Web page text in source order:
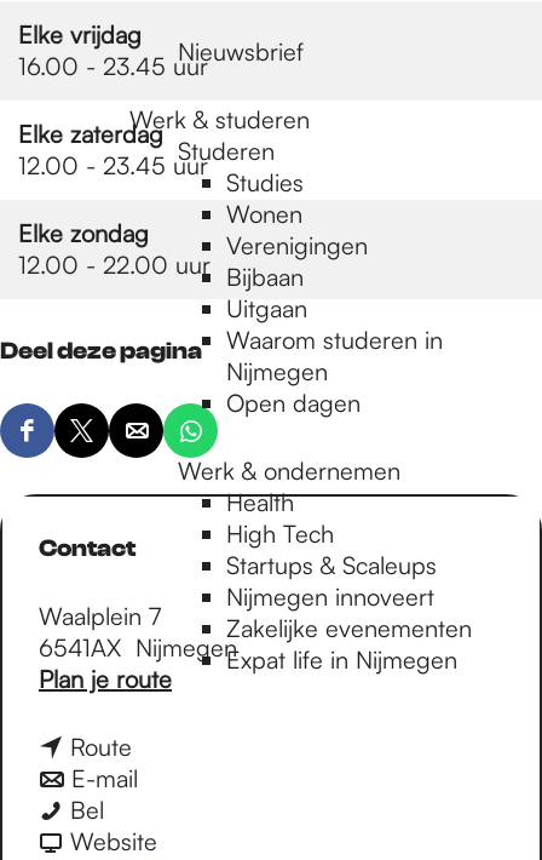
Nieuwsbrief
Werk & studeren
Studeren
Studies
Wonen
Verenigingen
Bijbaan
Uitgaan
Waarom studeren in
Nijmegen
Open dagen
Werk & ondernemen
Health
High Tech
Startups & Scaleups
Nijmegen innoveert
Zakelijke evenementen
Expat life in Nijmegen
Elke vrijdag
16.00 - 23.45 uur
Elke zaterdag
12.00 - 23.45 uur
Elke zondag
12.00 - 22.00 uur
Deel deze pagina
D
e
p
D
e
l
e
z
e
p
g
i
n
a
D
e
l
z
e
p
i
a
D
e
e
d
e
Contact
Waalplein 7
6541AX Nijmegen
Plan je routen
Route
a
r
E-mail
a
Bel
r
Website